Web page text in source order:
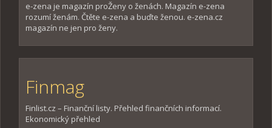
e-zena je magazín proŽeny o ženách. Magazín e-zena
rozumí ženám. Čtěte e-zena a buďte ženou. e-zena.cz
magazín ne jen pro ženy.
Finmag
Finlist.cz – Finanční listy. Přehled finančních informací.
Ekonomický přehled